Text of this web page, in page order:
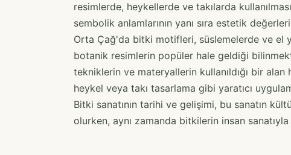
resimlerde, heykellerde ve takılarda
sembolik anlamlarının yanı sıra estetik
Orta Çağ'da bitki motifleri, süslemelerde ve el
botanik resimlerin popüler hale geldiği
tekniklerin ve materyallerin kullanıldığı bir
heykel veya takı tasarlama gibi yaratıcı
Bitki sanatının tarihi ve gelişimi, bu sanatın
olurken, aynı zamanda bitkilerin insan